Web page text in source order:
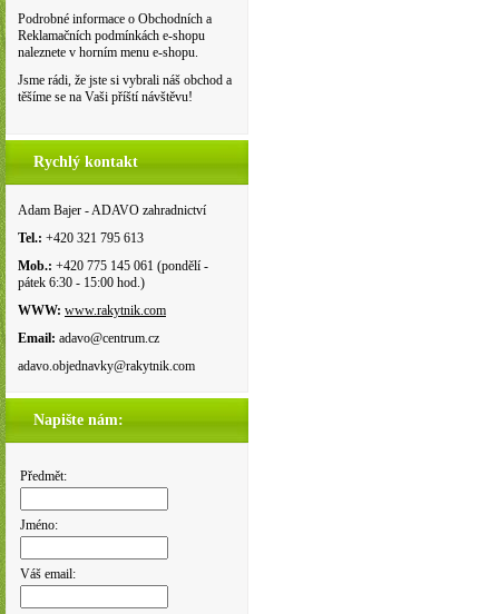
Podrobné informace o Obchodních a
Reklamačních podmínkách e-shopu
naleznete v horním menu e-shopu.
Jsme rádi, že jste si vybrali náš obchod a
těšíme se na Vaši příští návštěvu!
Rychlý kontakt
Adam Bajer - ADAVO zahradnictví
Tel.: +420 321 795 613
Mob.: +420 775 145 061 (pondělí -
pátek 6:30 - 15:00 hod.)
WWW: www.rakytnik.com
Email: adavo@centrum.cz
adavo.objednavky@rakytnik.com
Napište nám:
Předmět:
Jméno:
Váš email: